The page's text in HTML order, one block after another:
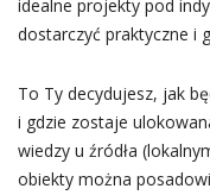
idealne projekty pod
dostarczyć praktyczne i
To Ty decydujesz, jak
i gdzie zostaje
wiedzy u źródła
obiekty można